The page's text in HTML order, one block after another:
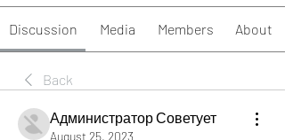
Discussion Media Members About
Back
Администратор Советует
August 25, 2023